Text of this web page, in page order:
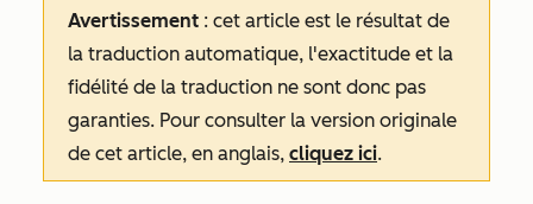
Avertissement : cet article est le résultat de
la traduction automatique, l'exactitude et la
fidélité de la traduction ne sont donc pas
garanties. Pour consulter la version originale
de cet article, en anglais, cliquez ici.